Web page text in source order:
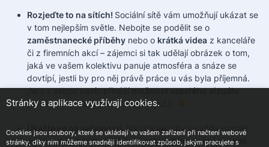
Rozjeďte to na sítích! Sociální sítě vám umožňují ukázat se
v tom nejlepším světle. Nebojte se podělit se o
zaměstnanecké příběhy nebo o krátká videa z kanceláře
či z firemních akcí – zájemci si tak udělají obrázek o tom,
jaká ve vašem kolektivu panuje atmosféra a snáze se
dovtípí, jestli by pro něj právě práce u vás byla příjemná.
Jaro s sebou navíc přinášímožnost veselého vizuálu
plného barev, tak proč toho nevyužít.
Ukažte se na veřejnosti.Na jaře jako by se vždy roztrhl
pytel s pracovními veletrhy anetworkingovými akcemi
Stránky a aplikace využívají cookies.
Cookies jsou soubory, které se ukládají ve vašem zařízení při načtení webové
stránky, díky nim můžeme snadněji identifikovat způsob, jakým pracujete s